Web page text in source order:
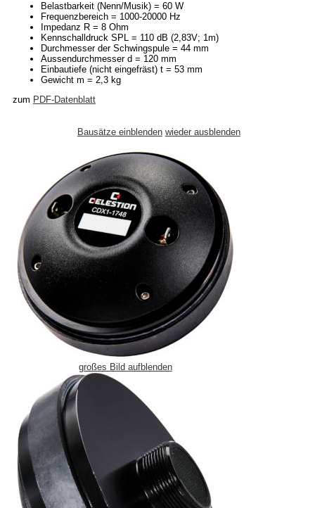
Belastbarkeit (Nenn/Musik) = 60 W
Frequenzbereich = 1000-20000 Hz
Impedanz R = 8 Ohm
Kennschalldruck SPL = 110 dB (2,83V; 1m)
Durchmesser der Schwingspule = 44 mm
Aussendurchmesser d = 120 mm
Einbautiefe (nicht eingefräst) t = 53 mm
Gewicht m = 2,3 kg
zum PDF-Datenblatt
Bausätze einblenden wieder ausblenden
großes Bild aufblenden